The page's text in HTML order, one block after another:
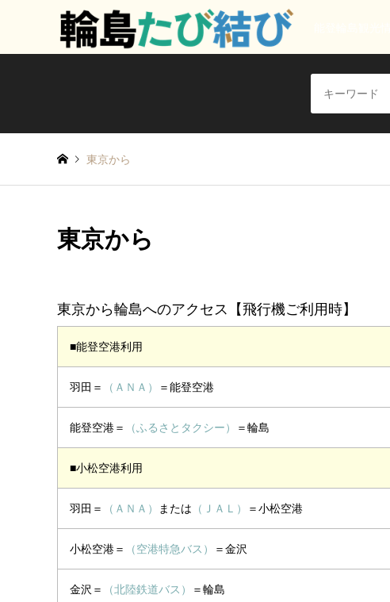
東京から
東京から
東京から輪島へのアクセス【飛行機ご利用時】
■能登空港利用
羽田＝ （ＡＮＡ） ＝能登空港
能登空港＝ （ふるさとタクシー） ＝輪島
■小松空港利用
羽田＝ （ＡＮＡ） または （ＪＡＬ） ＝小松空港
小松空港＝ （空港特急バス） ＝金沢
金沢＝ （北陸鉄道バス） ＝輪島